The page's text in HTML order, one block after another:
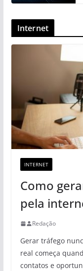
Internet
INTERNET
Como
pela
Redação
Gerar tráfego
real começa
contatos e